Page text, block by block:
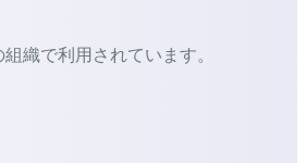
織で利用されています。